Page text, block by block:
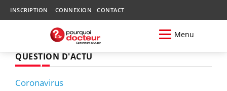
INSCRIPTION CONNEXION CONTACT
Menu
QUESTION D'ACTU
Coronavirus